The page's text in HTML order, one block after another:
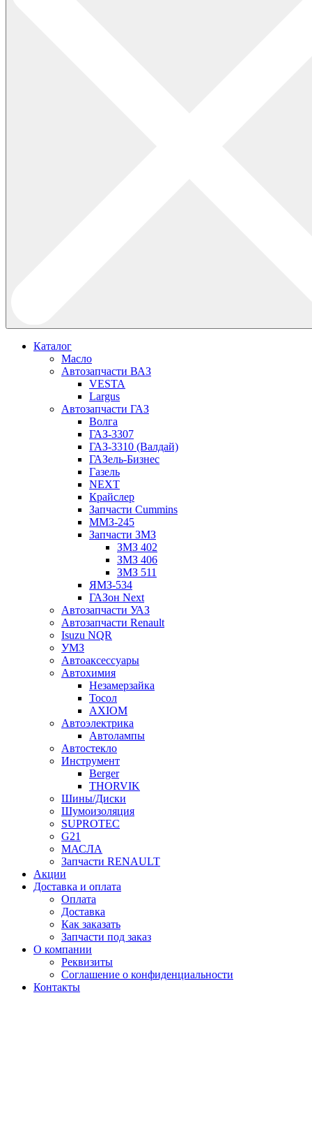
Каталог
Масло
Автозапчасти ВАЗ
VESTA
Largus
Автозапчасти ГАЗ
Волга
ГАЗ-3307
ГАЗ-3310 (Валдай)
ГАЗель-Бизнес
Газель
NEXT
Крайслер
Запчасти Cummins
ММЗ-245
Запчасти ЗМЗ
ЗМЗ 402
ЗМЗ 406
ЗМЗ 511
ЯМЗ-534
ГАЗон Next
Автозапчасти УАЗ
Автозапчасти Renault
Isuzu NQR
УМЗ
Автоаксессуары
Автохимия
Незамерзайка
Тосол
AXIOM
Автоэлектрика
Автолампы
Автостекло
Инструмент
Berger
THORVIK
Шины/Диски
Шумоизоляция
SUPROTEC
G21
МАСЛА
Запчасти RENAULT
Акции
Доставка и оплата
Оплата
Доставка
Как заказать
Запчасти под заказ
О компании
Реквизиты
Соглашение о конфиденциальности
Контакты